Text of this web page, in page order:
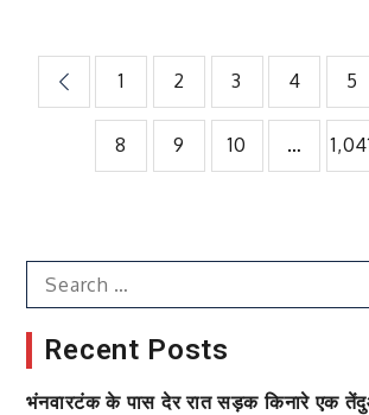
Posts
pagination
1 2 3 4 5
8 9 10 …
Search
for:
Recent Posts
भंनवारटंक के पास देर रात सड़क किनारे एक